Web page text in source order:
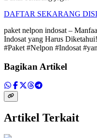
DAFTAR SEKARANG
paket nelpon indosat –
Indosat yang Harus
#Paket #Nelpon #Indosat
Bagikan Artikel
Artikel Terkait